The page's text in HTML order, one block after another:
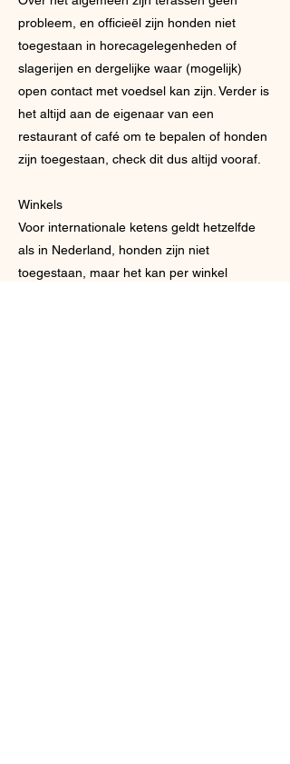
probleem, en officieël zijn honden niet
toegestaan in horecagelegenheden of
slagerijen en dergelijke waar (mogelijk)
open contact met voedsel kan zijn. Verder is
het altijd aan de eigenaar van een
restaurant of café om te bepalen of honden
zijn toegestaan, check dit dus altijd vooraf.
Winkels
Voor internationale ketens geldt hetzelfde
als in Nederland, honden zijn niet
toegestaan, maar het kan per winkel